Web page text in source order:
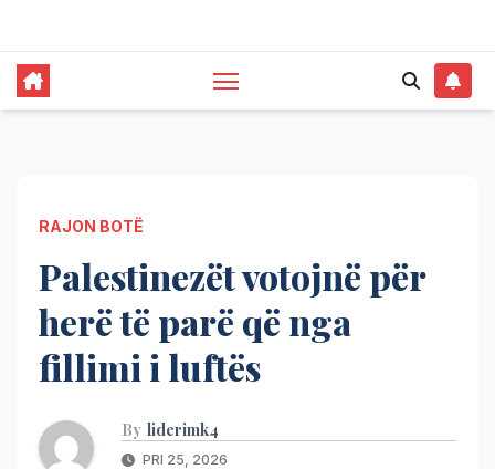
RAJON BOTË
Palestinezët votojnë për
herë të parë që nga
fillimi i luftës
By liderimk4
PRI 25, 2026